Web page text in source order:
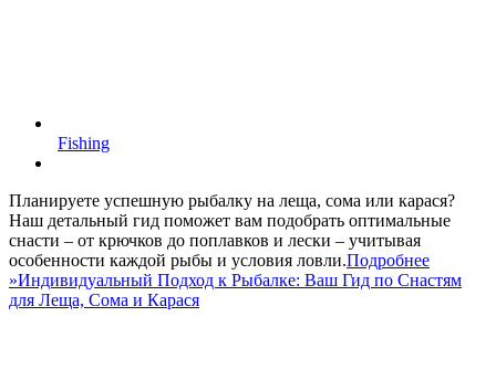
Fishing
Планируете успешную рыбалку на леща, сома или карася?
Наш детальный гид поможет вам подобрать оптимальные
снасти – от крючков до поплавков и лески – учитывая
особенности каждой рыбы и условия ловли.Подробнее
»Индивидуальный Подход к Рыбалке: Ваш Гид по Снастям
для Леща, Сома и Карася